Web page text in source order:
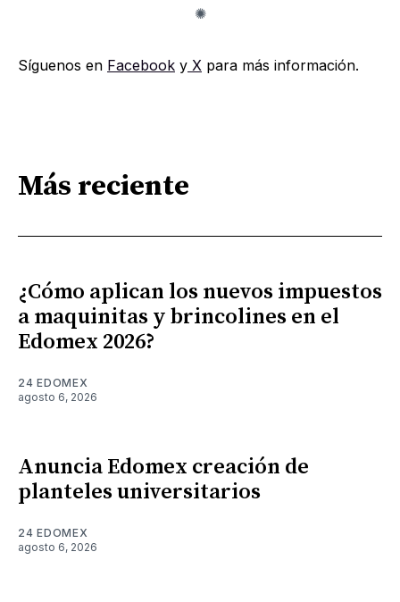
Síguenos en Facebook y X para más información.
Más reciente
¿Cómo aplican los nuevos impuestos
a maquinitas y brincolines en el
Edomex 2026?
24 EDOMEX
agosto 6, 2026
Anuncia Edomex creación de
planteles universitarios
24 EDOMEX
agosto 6, 2026